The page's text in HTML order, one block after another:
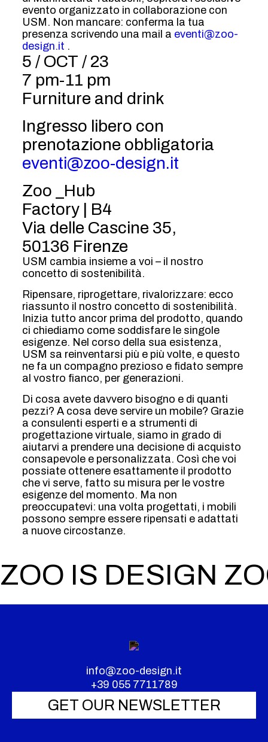
evento organizzato in collaborazione con
USM. Non mancare: conferma la tua
presenza scrivendo una mail a eventi@zoo-
design.it .
5 / OCT / 23
7 pm-11 pm
Furniture and drink
Ingresso libero con
prenotazione obbligatoria
eventi@zoo-design.it
Zoo _Hub
Factory | B4
Via delle Cascine 35,
50136 Firenze
USM cambia insieme a voi – il nostro
concetto di sostenibilità.
Ripensare, riprogettare, rivalorizzare: ecco
riassunto il nostro concetto di sostenibilità.
Inizia tutto ancor prima del prodotto, quando
ci chiediamo come soddisfare le singole
esigenze. Nel corso della sua esistenza,
USM sa reinventarsi più e più volte, e questo
ne fa un compagno prezioso e fidato sempre
al vostro fianco, per generazioni.
Di cosa avete davvero bisogno e di quanti
pezzi? A cosa deve servire un mobile? Grazie
a consulenti esperti e a strumenti di
progettazione virtuale, siamo in grado di
aiutarvi a prendere una decisione di acquisto
consapevole e personalizzata. Così che voi
possiate ottenere esattamente il prodotto
che vi serve, fatto su misura per le vostre
esigenze del momento. Ma non
preoccupatevi: una volta progettati, i mobili
possono sempre essere ripensati e adattati
a nuove circostanze.
ZOO IS DESIGN
info@zoo-design.it
+39 055 7711789
GET OUR NEWSLETTER